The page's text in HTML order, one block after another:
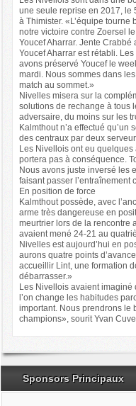
une seule reprise en 2017, le
à Thimister. «L’équipe tourne
notre victoire contre Zoersel
Youcef Aharrar. Jente
Youcef Aharrar est rétabli.
avons préservé Youcef le
mardi. Nous sommes dans
match au sommet.»
Nivelles misera sur la
solutions de rechange à tous
adversaire, du moins sur les
Kalmthout n’a effectué qu’un
des centraux par deux
Les Nivellois ont eu quelques
portera pas à conséquence.
Nous avons juste inversé les
faisant passer l’entraînement
En position de force
Kalmthout possède, avec
arme très dangereuse en
meurtrier lors de la rencontre
avaient mené 24-21 au
Nivelles est aujourd’hui en
aurons quatre points
accueillir Lint, une formation
débarrasser.»
Les Nivellois avaient imaginé
l’on change les habitudes
important. Nous prendrons le
champions», sourit Yvan
Sponsors Principaux